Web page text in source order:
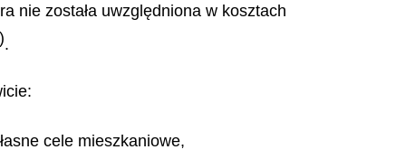
nie została uwzględniona w kosztach
.
cele mieszkaniowe,